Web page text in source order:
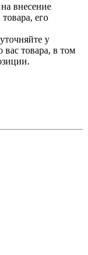
внесение
его
у
товара, в том